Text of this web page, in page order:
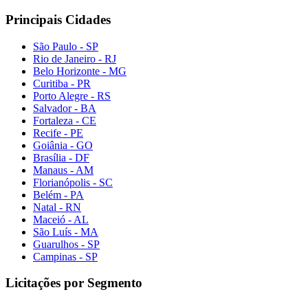
Principais Cidades
São Paulo - SP
Rio de Janeiro - RJ
Belo Horizonte - MG
Curitiba - PR
Porto Alegre - RS
Salvador - BA
Fortaleza - CE
Recife - PE
Goiânia - GO
Brasília - DF
Manaus - AM
Florianópolis - SC
Belém - PA
Natal - RN
Maceió - AL
São Luís - MA
Guarulhos - SP
Campinas - SP
Licitações por Segmento